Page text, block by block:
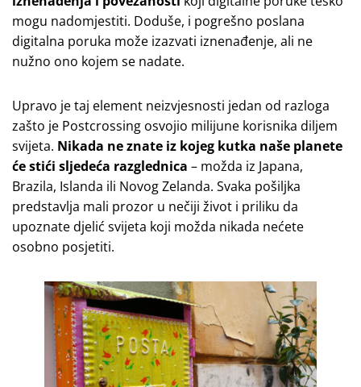
mogu nadomjestiti. Doduše, i pogrešno poslana
digitalna poruka može izazvati iznenađenje, ali ne
nužno ono kojem se nadate.
Upravo je taj element neizvjesnosti jedan od razloga
zašto je Postcrossing osvojio milijune korisnika diljem
svijeta. Nikada ne znate iz kojeg kutka naše planete
će stići sljedeća razglednica – možda iz Japana,
Brazila, Islanda ili Novog Zelanda. Svaka pošiljka
predstavlja mali prozor u nečiji život i priliku da
upoznate djelić svijeta koji možda nikada nećete
osobno posjetiti.